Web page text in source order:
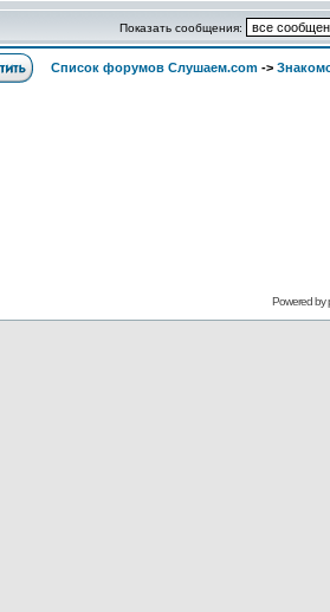
Показать сообщения:
Список форумов Слушаем.com ->
Powered by